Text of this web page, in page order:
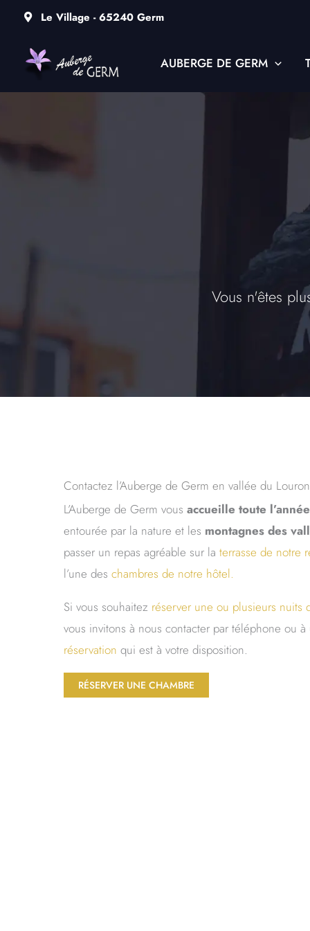
contenu
Le Village - 65240 Germ
AUBERGE DE GERM
Vous n'êtes
Contactez l’Auberge de Germ en vallée du
L’Auberge de Germ vous accueille toute l’année
entourée par la nature et les montagnes des
passer un repas agréable sur la terrasse de notre
l’une des chambres de notre hôtel.
Si vous souhaitez réserver une ou plusieurs nuits
vous invitons à nous contacter par téléphone ou
réservation qui est à votre disposition.
RÉSERVER UNE CHAMBRE